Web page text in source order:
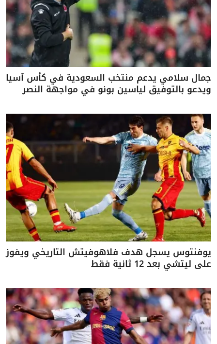
جمال سلامي يدعم منتخب السعودية في كأس آسيا
ويدعو بالتوفيق لياسين بونو في مواجهة النصر
يوفنتوس يسجل هدف فلاهوفيتش التاريخي ويفوز
على ليتشي بعد 12 ثانية فقط